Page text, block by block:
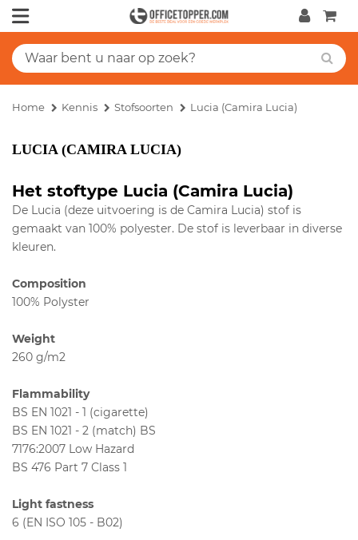
Home Kennis Stofsoorten Lucia (Camira Lucia)
LUCIA (CAMIRA LUCIA)
Het stoftype Lucia (Camira Lucia)
De Lucia (deze uitvoering is de Camira Lucia) stof is
gemaakt van 100% polyester. De stof is leverbaar in diverse
kleuren.
Composition
100% Polyster
Weight
260 g/m2
Flammability
BS EN 1021 - 1 (cigarette)
BS EN 1021 - 2 (match) BS
7176:2007 Low Hazard
BS 476 Part 7 Class 1
Light fastness
6 (EN ISO 105 - B02)